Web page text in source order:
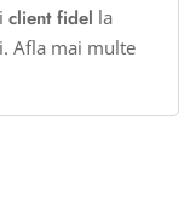
client fidel la
Afla mai multe